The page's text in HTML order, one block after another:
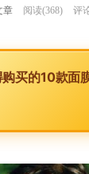
章 阅读(368) 评
购买的10款面